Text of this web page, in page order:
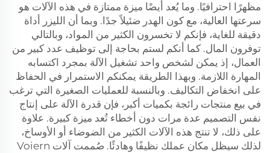
مظهرًا احترافيًا. وما يُعد أيضًا ميزة ممتازة في هذه الآلات هو
سرعتها العالية، مع كون الهدر ضئيلاً جدًا. وبما أن الليزر أداة
دقيقة للغاية، فإنكم لا تخسرون الكثير من المواد، وبالتالي
توفرون المال. كما أنكم لستم بحاجة إلى توظيف عدد كبير من
العمال، إذ يمكن لشخص واحد تشغيل الآلة بمجرد اكتسابه
المهارة اللازمة. وبهذا الطريقة يمكنكم الاستمرار في الحفاظ
على انخفاض التكاليف. وبالنسبة للعمليات الصغيرة التي ترغب
في بيع منتجات رائجة بكميات أكبر، فإن قدرة الآلة على إنتاج
نفس التصميم عدة مرات دون أخطاء تُعد ميزة كبيرة. علاوة
على ذلك، لا تنتج هذه الآلات الكثير من الضوضاء أو الأوساخ،
لذلك سيظل مكان عملك نظيفًا وهادئًا. صُممت آلات Voiern